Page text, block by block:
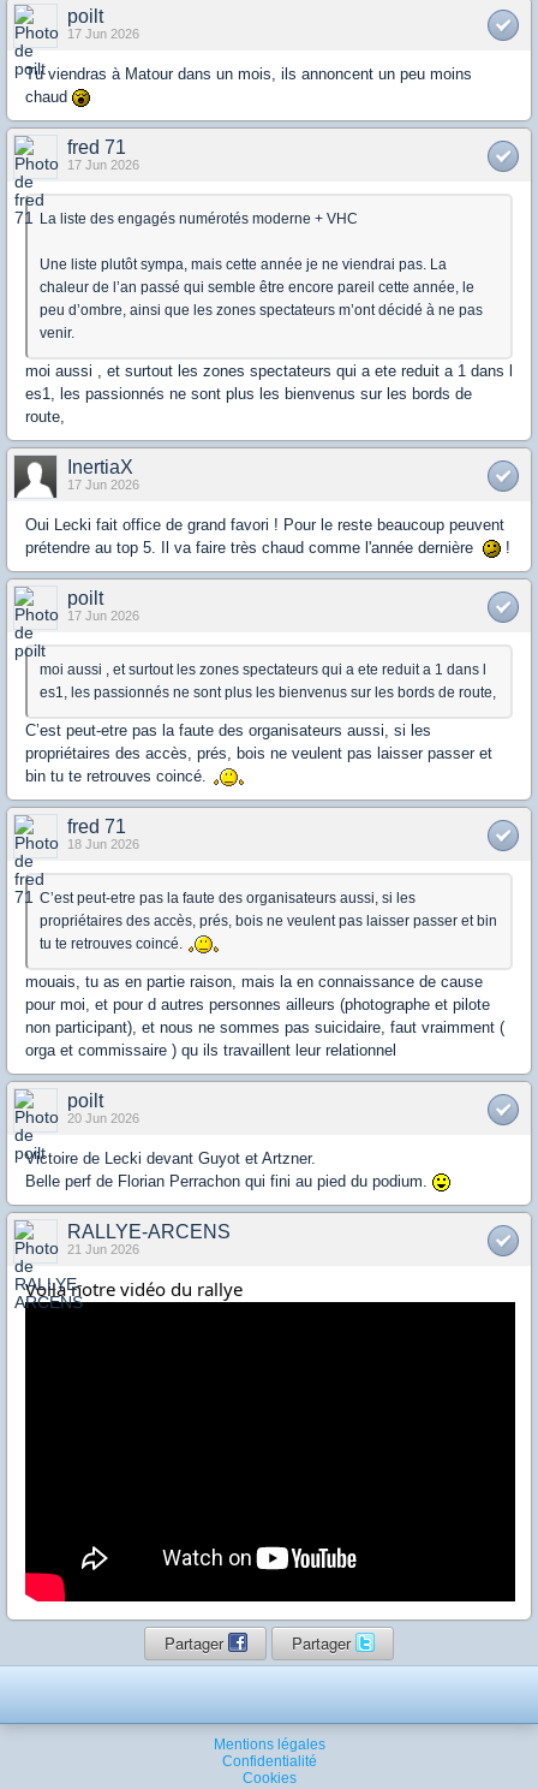
poilt
17 Jun 2026
Tu viendras à Matour dans un mois, ils annoncent un peu moins
chaud
fred 71
17 Jun 2026
La liste des engagés numérotés moderne + VHC
Une liste plutôt sympa, mais cette année je ne viendrai pas. La
chaleur de l’an passé qui semble être encore pareil cette année, le
peu d’ombre, ainsi que les zones spectateurs m’ont décidé à ne pas
venir.
moi aussi , et surtout les zones spectateurs qui a ete reduit a 1 dans l
es1, les passionnés ne sont plus les bienvenus sur les bords de
route,
InertiaX
17 Jun 2026
Oui Lecki fait office de grand favori ! Pour le reste beaucoup peuvent
prétendre au top 5. Il va faire très chaud comme l'année dernière
!
poilt
17 Jun 2026
moi aussi , et surtout les zones spectateurs qui a ete reduit a 1 dans l
es1, les passionnés ne sont plus les bienvenus sur les bords de route,
C’est peut-etre pas la faute des organisateurs aussi, si les
propriétaires des accès, prés, bois ne veulent pas laisser passer et
bin tu te retrouves coincé.
fred 71
18 Jun 2026
C’est peut-etre pas la faute des organisateurs aussi, si les
propriétaires des accès, prés, bois ne veulent pas laisser passer et bin
tu te retrouves coincé.
mouais, tu as en partie raison, mais la en connaissance de cause
pour moi, et pour d autres personnes ailleurs (photographe et pilote
non participant), et nous ne sommes pas suicidaire, faut vraimment (
orga et commissaire ) qu ils travaillent leur relationnel
poilt
20 Jun 2026
Victoire de Lecki devant Guyot et Artzner.
Belle perf de Florian Perrachon qui fini au pied du podium.
RALLYE-ARCENS
21 Jun 2026
Voila notre vidéo du rallye
Partager Partager
Mentions légales
Confidentialité
Cookies